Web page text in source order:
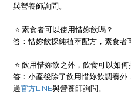
與營養師詢問。
⭐ 素食者可以使用惜妳飲嗎？
答：惜妳飲採純植萃配方，素食者
⭐ 飲用惜妳飲之外，飲食可以如何
答：小產後除了飲用惜妳飲調養
過官方LINE與營養師詢問。